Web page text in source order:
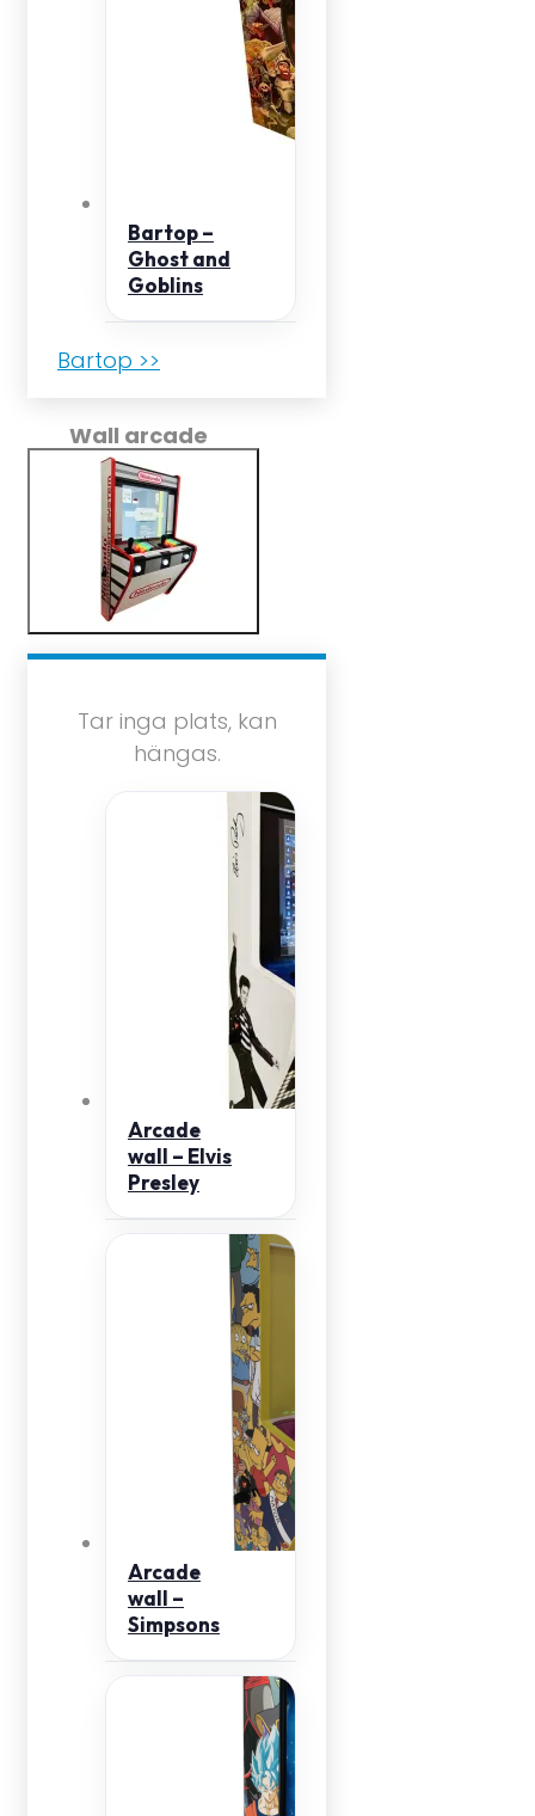
Bartop –
Ghost and
Goblins
Bartop >>
Wall arcade
Tar inga plats, kan
hängas.
Arcade
wall – Elvis
Presley
Arcade
wall –
Simpsons